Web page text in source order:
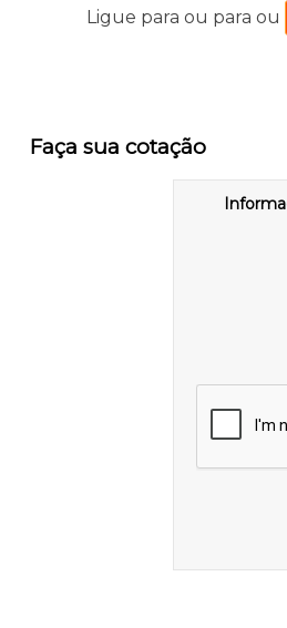
Ligue paraou paraou
Faça sua cotação